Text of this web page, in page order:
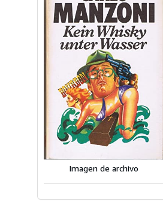
Imagen de archivo